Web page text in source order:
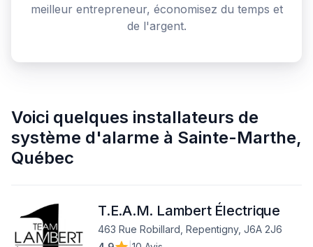
meilleur entrepreneur, économisez du temps et
de l'argent.
Voici quelques installateurs de
système d'alarme à Sainte-Marthe,
Québec
T.E.A.M. Lambert Électrique
463 Rue Robillard, Repentigny, J6A 2J6